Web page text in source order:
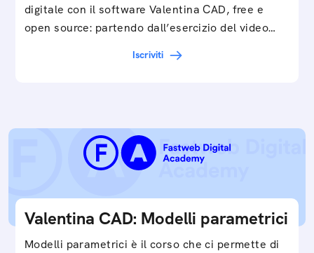
digitale con il software Valentina CAD, free e
open source: partendo dall’esercizio del video…
Iscriviti
Valentina CAD: Modelli parametrici
Modelli parametrici è il corso che ci permette di